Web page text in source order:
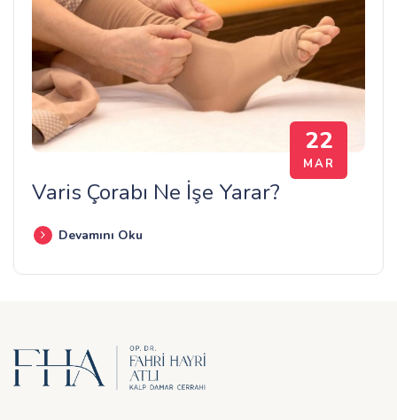
22
MAR
Varis Çorabı Ne İşe Yarar?
Devamını Oku